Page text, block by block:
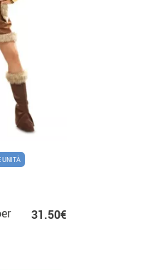
UNITÀ
31.50€